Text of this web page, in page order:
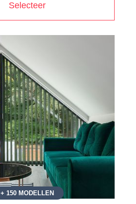
Selecteer
+ 150 MODELLEN